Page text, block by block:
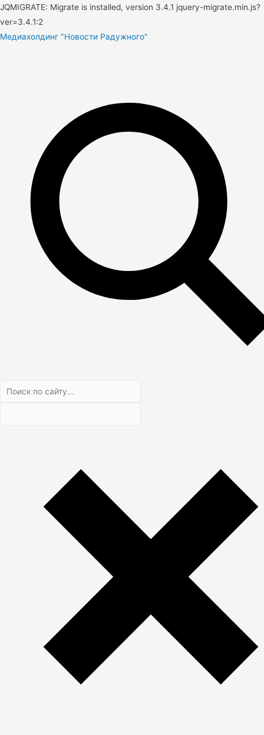
JQMIGRATE: Migrate is installed, version 3.4.1 jquery-migrate.min.js?
ver=3.4.1:2
Медиахолдинг "Новости Радужного"